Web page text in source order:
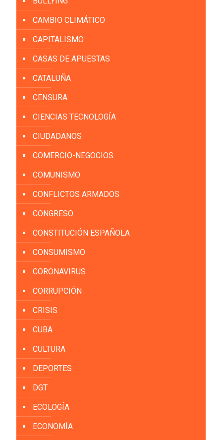
CAMBIO CLIMÁTICO
CAPITALISMO
CASAS DE APUESTAS
CATALUÑA
CENSURA
CIENCIAS TECNOLOGÍA
CIUDADANOS
COMERCIO-NEGOCIOS
COMUNISMO
CONFLICTOS ARMADOS
CONGRESO
CONSTITUCIÓN ESPAÑOLA
CONSUMISMO
CORONAVIRUS
CORRUPCIÓN
CRISIS
CUBA
CULTURA
DEPORTES
DGT
ECOLOGÍA
ECONOMÍA